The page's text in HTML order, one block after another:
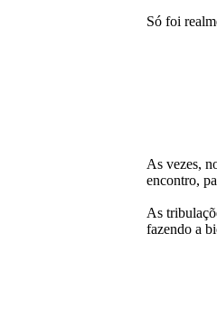
Só foi
As vezes,
encontro,
As
fazendo a